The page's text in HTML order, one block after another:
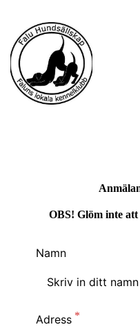
OBS! Glöm inte att
Namn
Adress